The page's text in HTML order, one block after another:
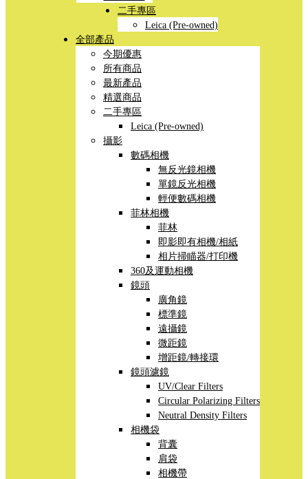
二手專區
Leica (Pre-owned)
全部產品
今期優惠
所有商品
最新產品
精選商品
二手專區
Leica (Pre-owned)
攝影
數碼相機
無反光鏡相機
單鏡反光相機
輕便數碼相機
菲林相機
菲林
即影即有相機/相紙
相片掃瞄器/打印機
360及運動相機
鏡頭
廣角鏡
標準鏡
遠攝鏡
微距鏡
增距鏡/轉接環
鏡頭濾鏡
UV/Clear Filters
Circular Polarizing Filters
Neutral Density Filters
相機袋
背囊
肩袋
相機帶